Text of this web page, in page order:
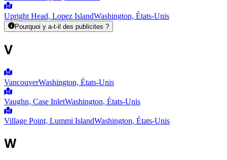
Upright Head, Lopez IslandWashington, États-Unis
Pourquoi y a-t-il des publicites ?
V
VancouverWashington, États-Unis
Vaughn, Case InletWashington, États-Unis
Village Point, Lummi IslandWashington, États-Unis
W